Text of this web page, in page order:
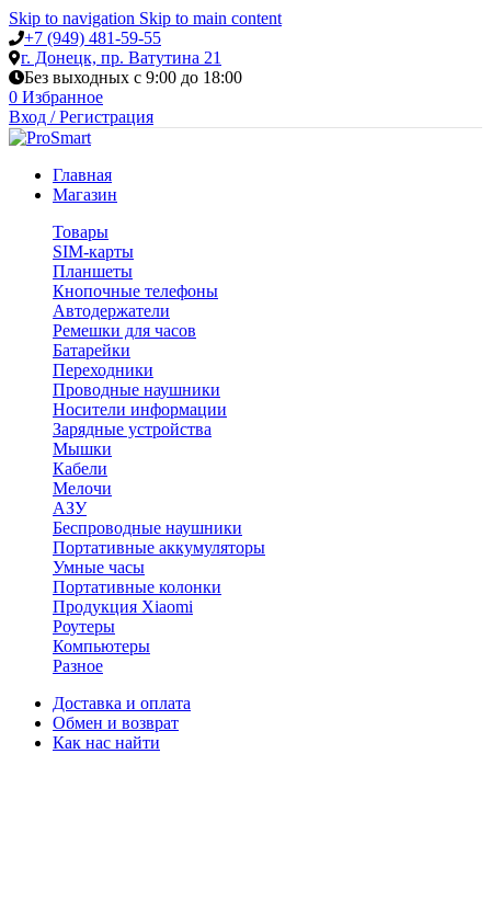
Skip to navigation Skip to main content
+7 (949) 481-59-55
г. Донецк, пр. Ватутина 21
Без выходных с 9:00 до 18:00
0 Избранное
Вход / Регистрация
Главная
Магазин
Товары
SIM-карты
Планшеты
Кнопочные телефоны
Автодержатели
Ремешки для часов
Батарейки
Переходники
Проводные наушники
Носители информации
Зарядные устройства
Мышки
Кабели
Мелочи
АЗУ
Беспроводные наушники
Портативные аккумуляторы
Умные часы
Портативные колонки
Продукция Xiaomi
Роутеры
Компьютеры
Разное
Доставка и оплата
Обмен и возврат
Как нас найти